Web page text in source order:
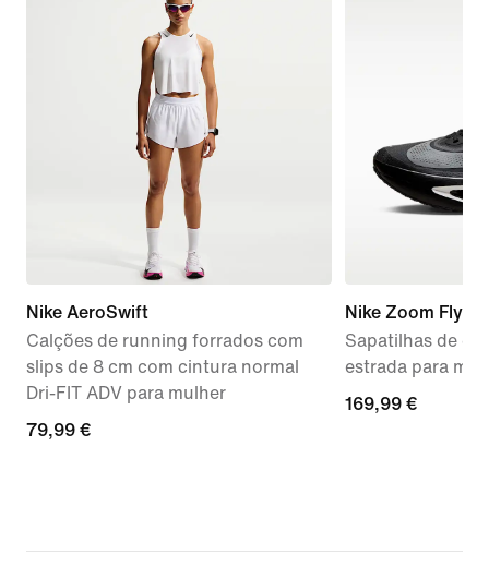
Nike AeroSwift
Calções de running forrados com
slips de 8 cm com cintura normal
Dri-FIT ADV para mulher
79,99
79,99 €
Nike Zoom Fly 6
Sapatilhas de
estrada para
169,99
169,99 €